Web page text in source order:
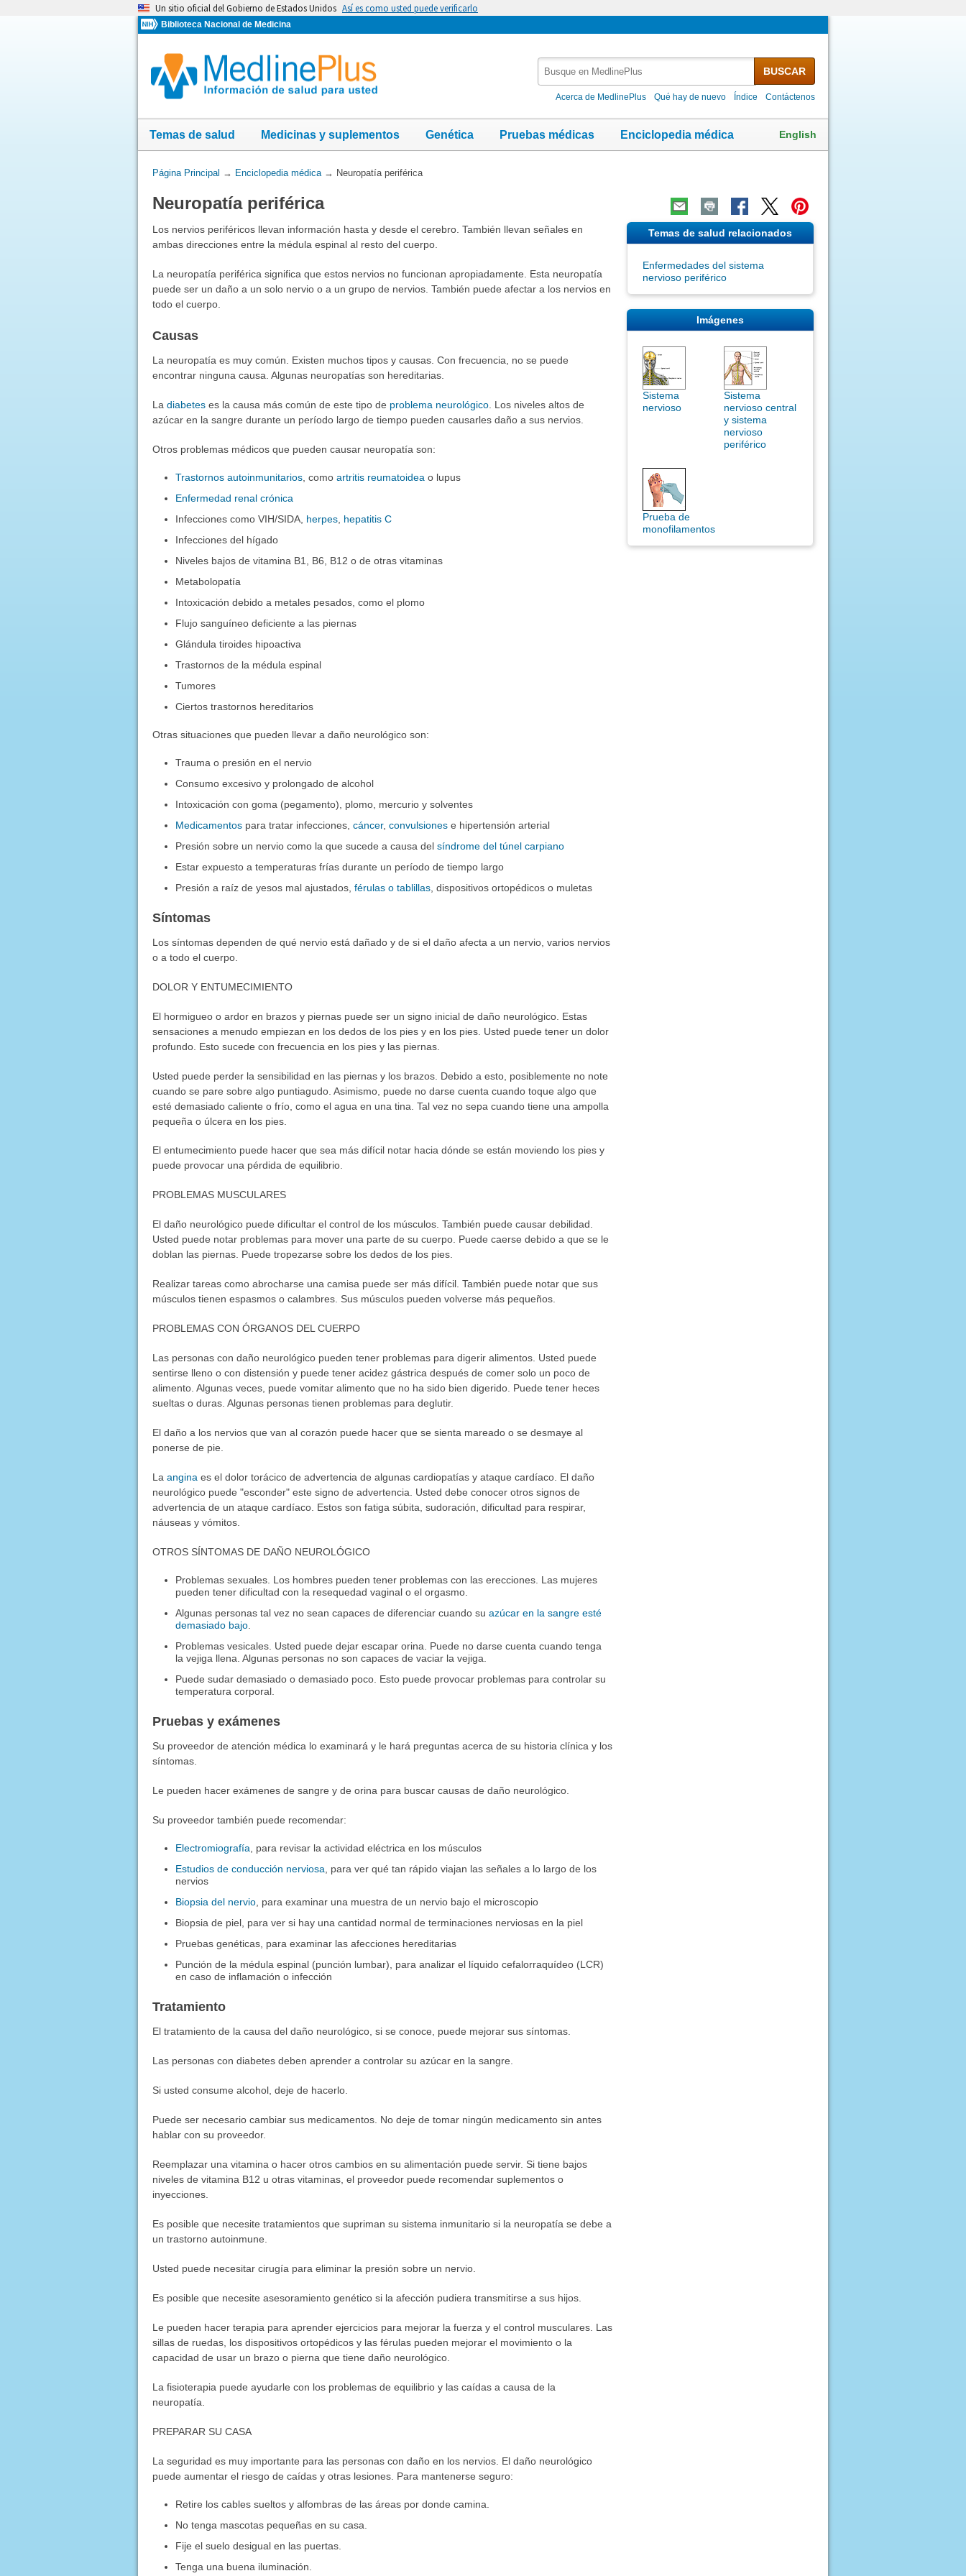
Un sitio oficial del Gobierno de Estados Unidos Así es como usted puede verificarlo
Biblioteca Nacional de Medicina
MedlinePlus
BUSCAR
Acerca de MedlinePlus Qué hay de nuevo Índice Contáctenos
Temas de salud Medicinas y suplementos Genética Pruebas médicas Enciclopedia médica English
Usted
aquí:
Página Principal → Enciclopedia médica→ Neuropatía periférica
Neuropatía periférica
Los nervios periféricos llevan información hasta y desde el cerebro. También llevan señales en
ambas direcciones entre la médula espinal al resto del cuerpo.
La neuropatía periférica significa que estos nervios no funcionan apropiadamente. Esta neuropatía
puede ser un daño a un solo nervio o a un grupo de nervios. También puede afectar a los nervios en
todo el cuerpo.
Causas
La neuropatía es muy común. Existen muchos tipos y causas. Con frecuencia, no se puede
encontrar ninguna causa. Algunas neuropatías son hereditarias.
La diabeteses la causa más común de este tipo de problema neurológico. Los niveles altos de
azúcar en la sangre durante un período largo de tiempo pueden causarles daño a sus nervios.
Otros problemas médicos que pueden causar neuropatía son:
Trastornos autoinmunitarios , comoartritis reumatoidea o lupus
Enfermedad renal crónica
Infecciones como VIH/SIDA, herpes hepatitis C
Infecciones del hígado
Niveles bajos de vitamina B1, B6, B12 o de otras vitaminas
Metabolopatía
Intoxicación debido a metales pesados, como el plomo
Flujo sanguíneo deficiente a las piernas
Glándula tiroides hipoactiva
Trastornos de la médula espinal
Tumores
Ciertos trastornos hereditarios
Otras situaciones que pueden llevar a daño neurológico son:
Trauma o presión en el nervio
Consumo excesivo y prolongado de alcohol
Intoxicación con goma (pegamento), plomo, mercurio y solventes
Medicamentos para tratar infecciones,cáncer,convulsiones e hipertensión arterial
Presión sobre un nervio como la que sucede a causa delsíndrome del túnel carpiano
Estar expuesto a temperaturas frías durante un período de tiempo largo
Presión a raíz de yesos mal ajustados,férulas o tablillas , dispositivos ortopédicos o muletas
Síntomas
Los síntomas dependen de qué nervio está dañado y de si el daño afecta a un nervio, varios nervios
o a todo el cuerpo.
DOLOR Y ENTUMECIMIENTO
El hormigueo o ardor en brazos y piernas puede ser un signo inicial de daño neurológico. Estas
sensaciones a menudo empiezan en los dedos de los pies y en los pies. Usted puede tener un dolor
profundo. Esto sucede con frecuencia en los pies y las piernas.
Usted puede perder la sensibilidad en las piernas y los brazos. Debido a esto, posiblemente no note
cuando se pare sobre algo puntiagudo. Asimismo, puede no darse cuenta cuando toque algo que
esté demasiado caliente o frío, como el agua en una tina. Tal vez no sepa cuando tiene una ampolla
pequeña o úlcera en los pies.
El entumecimiento puede hacer que sea más difícil notar hacia dónde se están moviendo los pies y
puede provocar una pérdida de equilibrio.
PROBLEMAS MUSCULARES
El daño neurológico puede dificultar el control de los músculos. También puede causar debilidad.
Usted puede notar problemas para mover una parte de su cuerpo. Puede caerse debido a que se le
doblan las piernas. Puede tropezarse sobre los dedos de los pies.
Realizar tareas como abrocharse una camisa puede ser más difícil. También puede notar que sus
músculos tienen espasmos o calambres. Sus músculos pueden volverse más pequeños.
PROBLEMAS CON ÓRGANOS DEL CUERPO
Las personas con daño neurológico pueden tener problemas para digerir alimentos. Usted puede
sentirse lleno o con distensión y puede tener acidez gástrica después de comer solo un poco de
alimento. Algunas veces, puede vomitar alimento que no ha sido bien digerido. Puede tener heces
sueltas o duras. Algunas personas tienen problemas para deglutir.
El daño a los nervios que van al corazón puede hacer que se sienta mareado o se desmaye al
ponerse de pie.
La anginaes el dolor torácico de advertencia de algunas cardiopatías y ataque cardíaco. El daño
neurológico puede "esconder" este signo de advertencia. Usted debe conocer otros signos de
advertencia de un ataque cardíaco. Estos son fatiga súbita, sudoración, dificultad para respirar,
náuseas y vómitos.
OTROS SÍNTOMAS DE DAÑO NEUROLÓGICO
Problemas sexuales. Los hombres pueden tener problemas con las erecciones. Las mujeres
pueden tener dificultad con la resequedad vaginal o el orgasmo.
Algunas personas tal vez no sean capaces de diferenciar cuando suazúcar en la sangre esté
demasiado bajo.
Problemas vesicales. Usted puede dejar escapar orina. Puede no darse cuenta cuando tenga
la vejiga llena. Algunas personas no son capaces de vaciar la vejiga.
Puede sudar demasiado o demasiado poco. Esto puede provocar problemas para controlar su
temperatura corporal.
Pruebas y exámenes
Su proveedor de atención médica lo examinará y le hará preguntas acerca de su historia clínica y los
síntomas.
Le pueden hacer exámenes de sangre y de orina para buscar causas de daño neurológico.
Su proveedor también puede recomendar:
Electromiografía, para revisar la actividad eléctrica en los músculos
Estudios de conducción nerviosa, para ver qué tan rápido viajan las señales a lo largo de los
nervios
Biopsia del nervio, para examinar una muestra de un nervio bajo el microscopio
Biopsia de piel, para ver si hay una cantidad normal de terminaciones nerviosas en la piel
Pruebas genéticas, para examinar las afecciones hereditarias
Punción de la médula espinal (punción lumbar), para analizar el líquido cefalorraquídeo (LCR)
en caso de inflamación o infección
Tratamiento
El tratamiento de la causa del daño neurológico, si se conoce, puede mejorar sus síntomas.
Las personas con diabetes deben aprender a controlar su azúcar en la sangre.
Si usted consume alcohol, deje de hacerlo.
Puede ser necesario cambiar sus medicamentos. No deje de tomar ningún medicamento sin antes
hablar con su proveedor.
Reemplazar una vitamina o hacer otros cambios en su alimentación puede servir. Si tiene bajos
niveles de vitamina B12 u otras vitaminas, el proveedor puede recomendar suplementos o
inyecciones.
Es posible que necesite tratamientos que supriman su sistema inmunitario si la neuropatía se debe a
un trastorno autoinmune.
Usted puede necesitar cirugía para eliminar la presión sobre un nervio.
Es posible que necesite asesoramiento genético si la afección pudiera transmitirse a sus hijos.
Le pueden hacer terapia para aprender ejercicios para mejorar la fuerza y el control musculares. Las
sillas de ruedas, los dispositivos ortopédicos y las férulas pueden mejorar el movimiento o la
capacidad de usar un brazo o pierna que tiene daño neurológico.
La fisioterapia puede ayudarle con los problemas de equilibrio y las caídas a causa de la
neuropatía.
PREPARAR SU CASA
La seguridad es muy importante para las personas con daño en los nervios. El daño neurológico
puede aumentar el riesgo de caídas y otras lesiones. Para mantenerse seguro:
Retire los cables sueltos y alfombras de las áreas por donde camina.
No tenga mascotas pequeñas en su casa.
Fije el suelo desigual en las puertas.
Tenga una buena iluminación.
Temas de salud relacionados
Enfermedades del sistema
nervioso periférico
Imágenes
Sistema
nervioso
Sistema
nervioso central
y sistema
nervioso
periférico
Prueba de
monofilamentos